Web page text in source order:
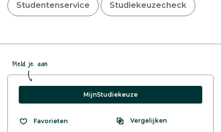
Studentenservice Studiekeuzecheck
Meld je aan
MijnStudiekeuze
Favorieten Vergelijken